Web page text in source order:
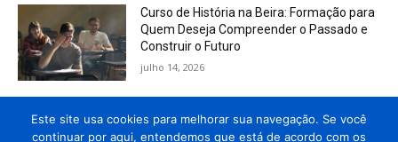
Curso de História na Beira: Formação para
Quem Deseja Compreender o Passado e
Construir o Futuro
julho 14, 2026
Curso de Gestão Financeira para
Empreendedores na Beira: Aprenda a
Este site usa cookies para melhorar sua navegação. Se você
continuar por aqui, entendemos que está de acordo com os